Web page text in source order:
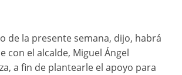
de la presente semana, dijo, habrá
con el alcalde, Miguel Ángel
a fin de plantearle el apoyo para